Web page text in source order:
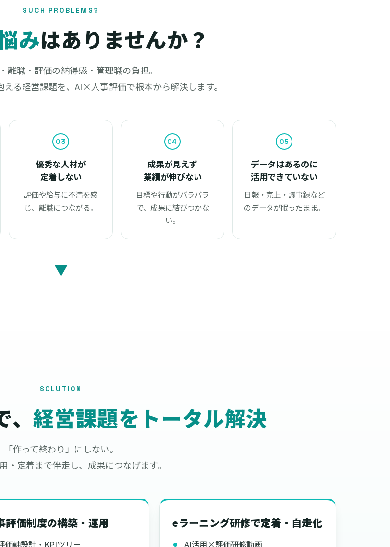
SUCH PROBLEMS?
みはありませんか？
離職・評価の納得感・管理職の負担。
る経営課題を、AI×人事評価で根本から解決します。
03
優秀な人材が
定着しない
評価や給与に不満を感
じ、離職につながる。
04
成果が見えず
業績が伸びない
目標や行動がバラバラ
で、成果に結びつかな
い。
05
データはあるのに
活用できていない
日報・売上・議事録など
のデータが眠ったまま。
▼
SOLUTION
経営課題をトータル解決
「作って終わり」にしない。
・定着まで伴走し、成果につなげます。
評価制度の構築・運用
価軸設計・KPIツリー
eラーニング研修で定着・自走化
AI活用×評価研修動画